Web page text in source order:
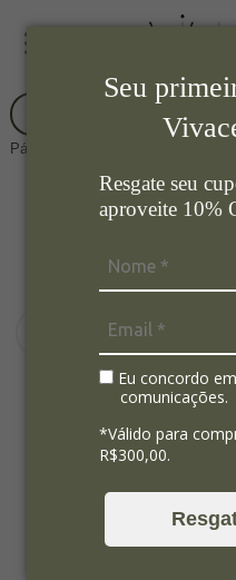
Seu
Resgate seu
aproveite 10%
Eu concordo
comunicações.
*Válido para
R$300,00.
Página Inicial Balde